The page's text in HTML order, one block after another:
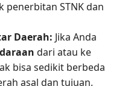
penerbitan STNK dan
Daerah: Jika Anda
dari atau ke
bisa sedikit berbeda
asal dan tujuan.